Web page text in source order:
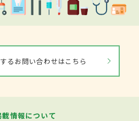
るお問い合わせはこちら
載情報について